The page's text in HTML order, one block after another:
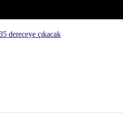
dereceye çıkacak